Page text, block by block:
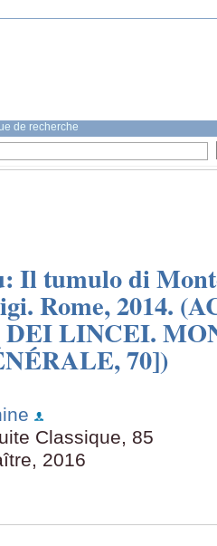
de recherche
Il tumulo di
Rome, 2014.
LINCEI.
70])
Classique, 85
2016